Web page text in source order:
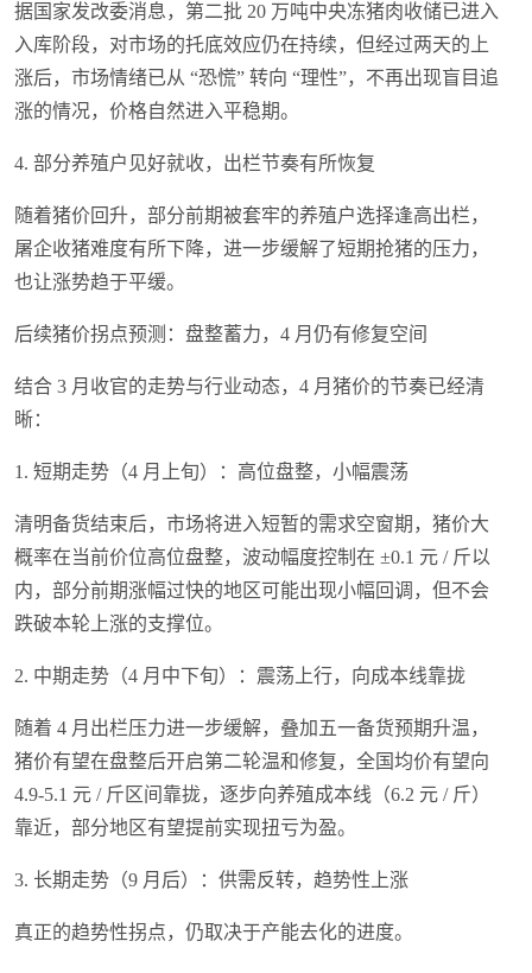
据国家发改委消息，第二批 20 万吨中央冻猪肉收储已进入
入库阶段，对市场的托底效应仍在持续，但经过两天的上
涨后，市场情绪已从 “恐慌” 转向 “理性”，不再出现盲目追
涨的情况，价格自然进入平稳期。
4. 部分养殖户见好就收，出栏节奏有所恢复
随着猪价回升，部分前期被套牢的养殖户选择逢高出栏，
屠企收猪难度有所下降，进一步缓解了短期抢猪的压力，
也让涨势趋于平缓。
后续猪价拐点预测：盘整蓄力，4 月仍有修复空间
结合 3 月收官的走势与行业动态，4 月猪价的节奏已经清
晰：
1. 短期走势（4 月上旬）：高位盘整，小幅震荡
清明备货结束后，市场将进入短暂的需求空窗期，猪价大
概率在当前价位高位盘整，波动幅度控制在 ±0.1 元 / 斤以
内，部分前期涨幅过快的地区可能出现小幅回调，但不会
跌破本轮上涨的支撑位。
2. 中期走势（4 月中下旬）：震荡上行，向成本线靠拢
随着 4 月出栏压力进一步缓解，叠加五一备货预期升温，
猪价有望在盘整后开启第二轮温和修复，全国均价有望向
4.9-5.1 元 / 斤区间靠拢，逐步向养殖成本线（6.2 元 / 斤）
靠近，部分地区有望提前实现扭亏为盈。
3. 长期走势（9 月后）：供需反转，趋势性上涨
真正的趋势性拐点，仍取决于产能去化的进度。